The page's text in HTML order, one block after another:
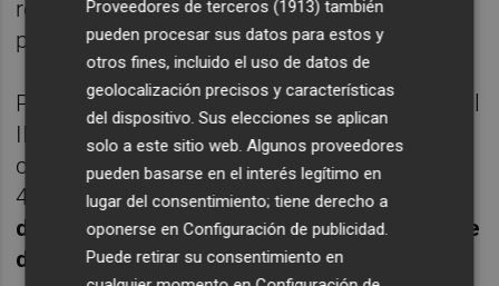
realizar intervenciones de búsqueda de
personas desaparecidas", ha indicado.
Para generar este modelo, el investigador del
IIAMA-UPV ha trabajado con una gran
cantidad de celdas de cálculo, en concreto
41.5000, conel objetivo de conseguir la
delimitación geográfica más precisa posible
del área de inundación.
Proveedores de terceros (1913) también
pueden procesar sus datos para estos y
otros fines, incluido el uso de datos de
geolocalización precisos y características
del dispositivo. Sus elecciones se aplican
solo a este sitio web. Algunos proveedores
pueden basarse en el interés legítimo en
lugar del consentimiento; tiene derecho a
oponerse enConfiguración de publicidad.
Puede retirar su consentimiento en